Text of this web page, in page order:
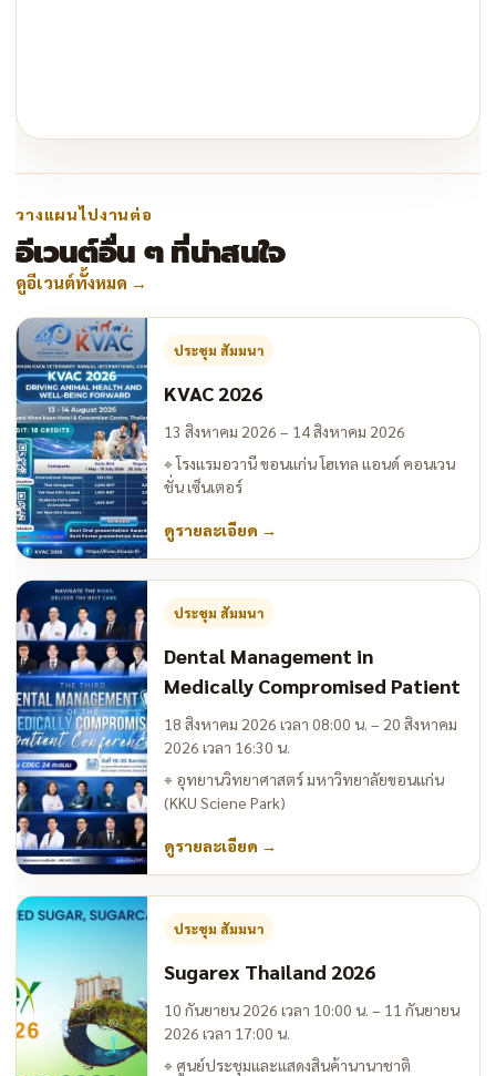
วางแผนไปงานต่อ
อีเวนต์อื่น ๆ ที่น่าสนใจ
ดูอีเวนต์ทั้งหมด →
ประชุม สัมมนา
KVAC 2026
13 สิงหาคม 2026 – 14 สิงหาคม 2026
⌖โรงแรมอวานี ขอนแก่น โฮเทล แอนด์ คอนเวน
ชั่น เซ็นเตอร์
ดูรายละเอียด →
ประชุม สัมมนา
Dental Management in
Medically Compromised Patient
18 สิงหาคม 2026 เวลา 08:00 น. – 20 สิงหาคม
2026 เวลา 16:30 น.
⌖ อุทยานวิทยาศาสตร์ มหาวิทยาลัยขอนแก่น
(KKU Sciene Park)
ดูรายละเอียด →
ประชุม สัมมนา
Sugarex Thailand 2026
10 กันยายน 2026 เวลา 10:00 น. – 11 กันยายน
2026 เวลา 17:00 น.
⌖ ศูนย์ประชุมและแสดงสินค้านานาชาติ